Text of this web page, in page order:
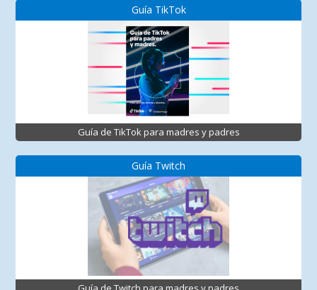
Guía TikTok
Guía de TikTok para madres y padres
Guía Twitch